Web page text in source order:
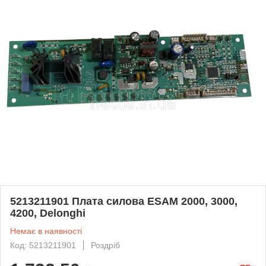
5213211901 Плата силова ESAM 2000, 3000,
4200, Delonghi
Немає в наявності
Код: 5213211901
Роздріб